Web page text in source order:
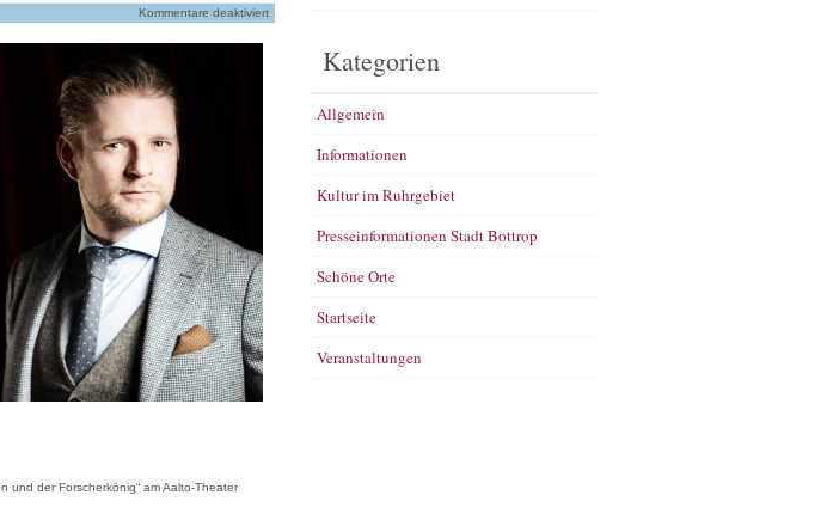
Kommentare deaktiviert
und der Forscherkönig“ am Aalto-Theater
Kategorien
Allgemein
Informationen
Kultur im Ruhrgebiet
Presseinformationen Stadt Bottrop
Schöne Orte
Startseite
Veranstaltungen